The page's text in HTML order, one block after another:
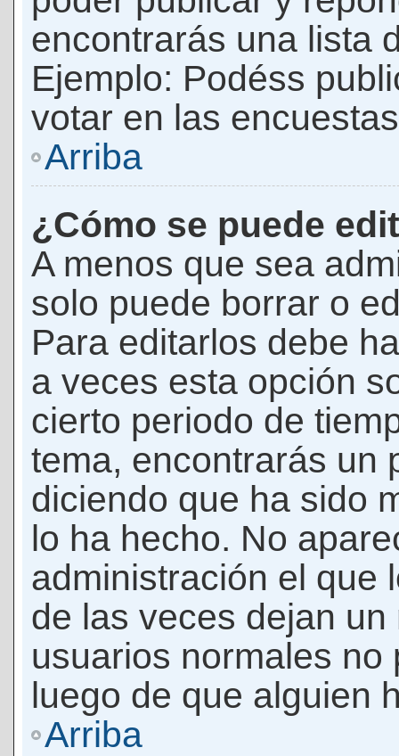
encontrarás una lista
Ejemplo: Podéss
votar en las
Arriba
¿Cómo se puede
A menos que sea
solo puede borrar o
Para editarlos debe
a veces esta opción
cierto periodo de
tema, encontrarás un
diciendo que ha sido
lo ha hecho. No
administración el que
de las veces dejan
usuarios normales
luego de que alguien
Arriba